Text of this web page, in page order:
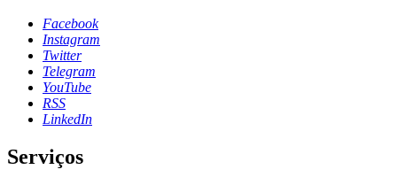
Facebook
Instagram
Twitter
Telegram
YouTube
RSS
LinkedIn
Serviços